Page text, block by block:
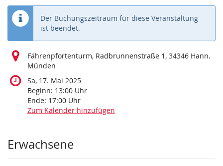
Der Buchungszeitraum für diese Veranstaltung
ist beendet.
Fährenpfortenturm, Radbrunnenstraße 1, 34346 Hann.
Münden
Sa, 17. Mai 2025
Beginn: 13:00 Uhr
Ende: 17:00 Uhr
Zum Kalender hinzufügen
Produkte
Erwachsene